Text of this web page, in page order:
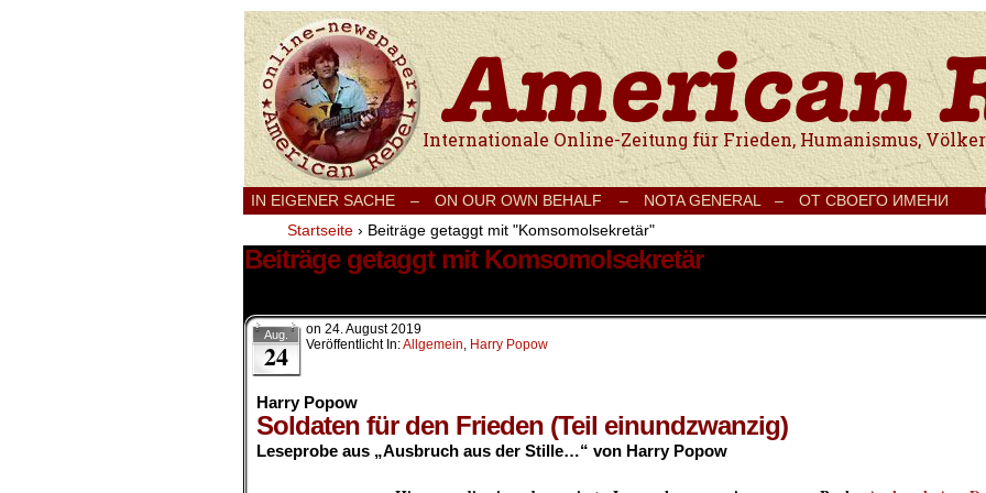
Internationale Onlinezeitung für Frieden, Humanismus, Völkerverständigung und
IN EIGENER SACHE – ON OUR OWN BEHALF – NOTA GENERAL –
ОТ СВОЕГО ИМЕНИ
Startseite › Beiträge getaggt mit "Komsomolsekretär"
Beiträge getaggt mit Komsomolsekretär
Aug.
24
on 24. August 2019
Veröffentlicht In:Allgemein, Harry Popow
Harry Popow
Soldaten für den Frieden (Teil einundzwanzig)
Leseprobe aus „Ausbruch aus der Stille…“ von Harry Popow